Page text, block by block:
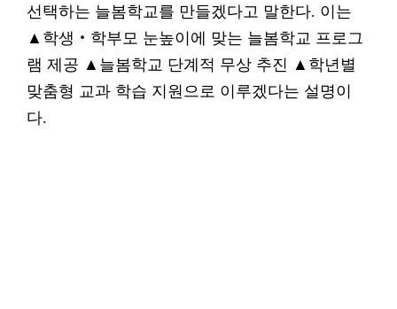
선택하는 늘봄학교를 만들겠다고 말한다. 이는
▲학생‧학부모 눈높이에 맞는 늘봄학교 프로그
램 제공 ▲늘봄학교 단계적 무상 추진 ▲학년별
맞춤형 교과 학습 지원으로 이루겠다는 설명이
다.